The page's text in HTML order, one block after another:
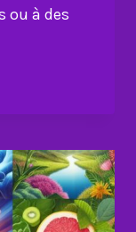
ou à des